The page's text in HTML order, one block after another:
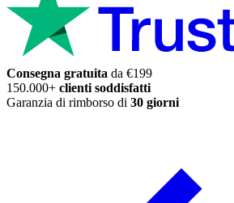
Consegna gratuita da €199
150.000+ clienti soddisfatti
Garanzia di rimborso di 30 giorni